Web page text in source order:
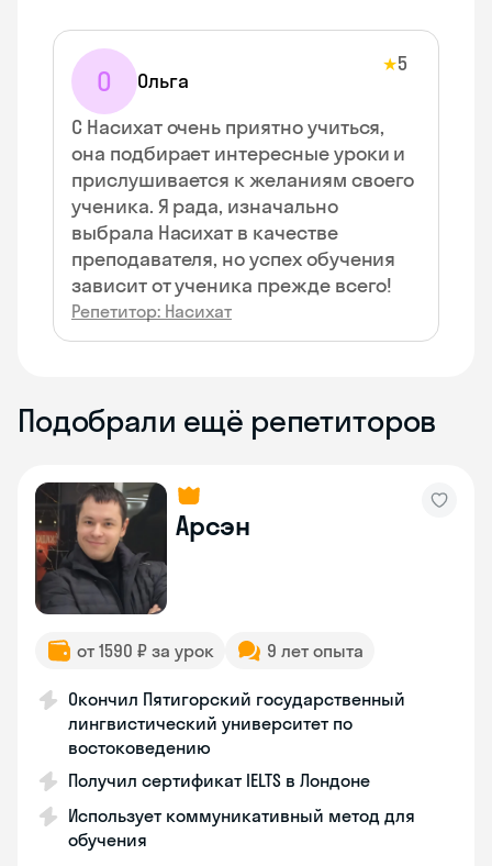
О Ольга
★5
С Насихат очень приятно учиться,
она подбирает интересные уроки и
прислушивается к желаниям своего
ученика. Я рада, изначально
выбрала Насихат в качестве
преподавателя, но успех обучения
зависит от ученика прежде всего!
Репетитор: Насихат
Подобрали ещё репетиторов
Арсэн
от 1590 ₽ за урок 9 лет опыта
Окончил Пятигорский государственный
лингвистический университет по
востоковедению
Получил сертификат IELTS в Лондоне
Использует коммуникативный метод для
обучения